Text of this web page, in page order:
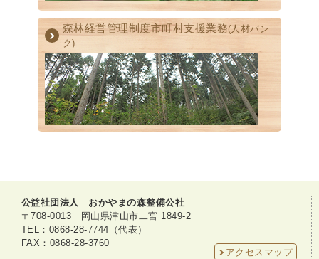
森林経営管理制度市町村支援業務(人材バン
ク)
公益社団法人 おかやまの森整備公社
〒708-0013 岡山県津山市二宮 1849-2
TEL：0868-28-7744（代表）
FAX：0868-28-3760
アクセスマップ